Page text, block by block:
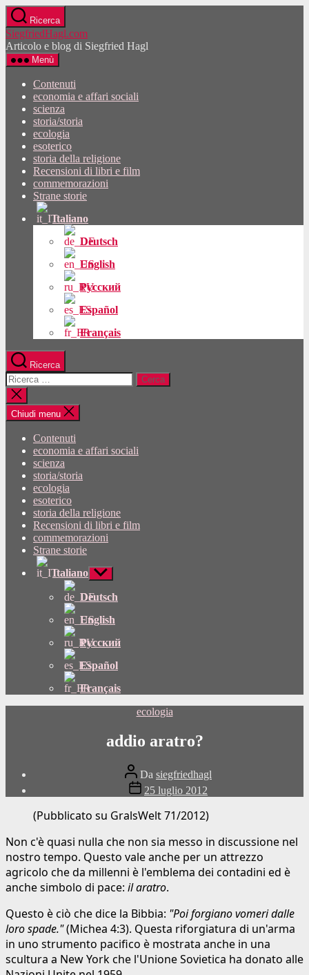
Vai
al
contenuto
Ricerca
SiegfriedHagl.com
Articolo e blog di Siegfried Hagl
Menù
Contenuti
economia e affari sociali
scienza
storia/storia
ecologia
esoterico
storia della religione
Recensioni di libri e film
commemorazioni
Strane storie
Italiano
Deutsch
English
Русский
Español
Français
Ricerca
Cercare:
Chiudi
la
ricerca
Chiudi menu
Contenuti
economia e affari sociali
scienza
storia/storia
ecologia
esoterico
storia della religione
Recensioni di libri e film
commemorazioni
Strane storie
Italiano Mostra
sottomenu
Deutsch
English
Русский
Español
Français
Categorie
ecologia
addio aratro?
Autore
del
post
Da siegfriedhagl
Data
di
pubblicazione
25 luglio 2012
(Pubblicato su GralsWelt 71/2012)
Non c'è quasi nulla che non sia messo in discussione nel
nostro tempo. Questo vale anche per un attrezzo
agricolo che da millenni è l'emblema dei contadini ed è
anche simbolo di pace: ilaratro.
Questo è ciò che dice la Bibbia: "Poi forgiano vomeri dalle
loro spade."(Michea 4:3). Questa riforgiatura di un'arma
in uno strumento pacifico è mostrata anche in una
scultura a New York che l'Unione Sovietica ha donato alle